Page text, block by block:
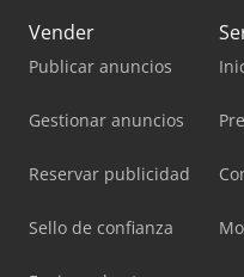
Vender
Publicar anuncios
Gestionar anuncios
Reservar publicidad
Sello de confianza